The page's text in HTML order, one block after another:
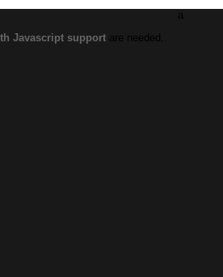
a
Javascript supportare needed..